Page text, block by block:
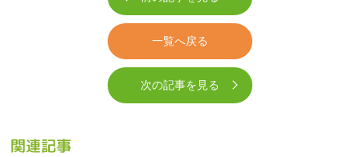
一覧へ戻る
次の記事を見る
関連記事